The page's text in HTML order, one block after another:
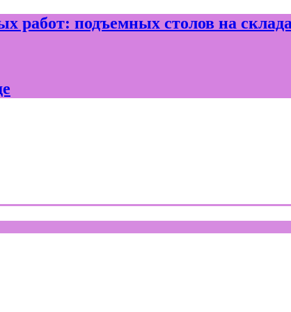
работ: подъемных столов на